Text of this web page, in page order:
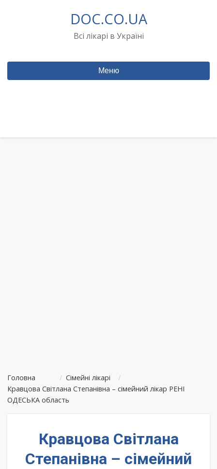
DOC.CO.UA
Всі лікарі в Україні
Меню
Головна / Сімейні лікарі
/
Кравцова Світлана Степанівна – сімейний лікар РЕНІ
ОДЕСЬКА область
Кравцова Світлана
Степанівна – сімейний